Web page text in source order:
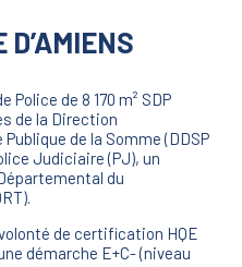
D’AMIENS
de 8 170 m² SDP
de la Direction
de la Somme (DDSP
Judiciaire (PJ), un
du
de certification HQE
démarche E+C- (niveau